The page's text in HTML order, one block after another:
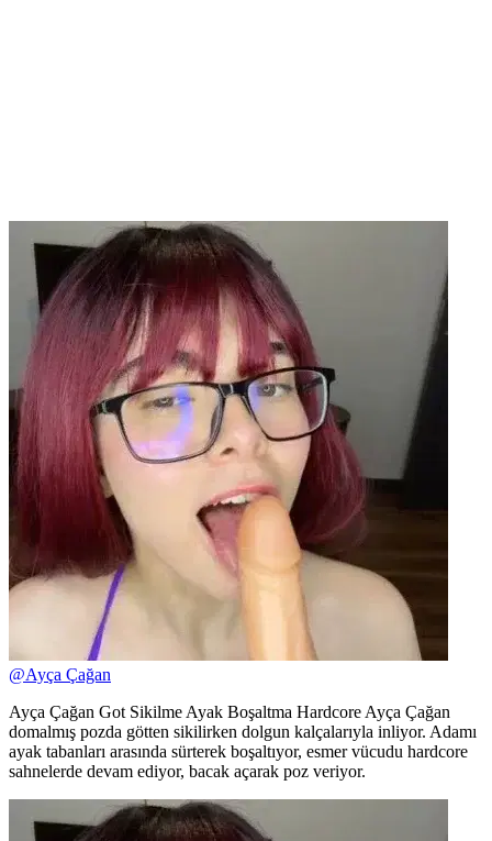
@Ayça Çağan
Ayça Çağan Got Sikilme Ayak Boşaltma Hardcore Ayça Çağan
domalmış pozda götten sikilirken dolgun kalçalarıyla inliyor. Adamı
ayak tabanları arasında sürterek boşaltıyor, esmer vücudu hardcore
sahnelerde devam ediyor, bacak açarak poz veriyor.